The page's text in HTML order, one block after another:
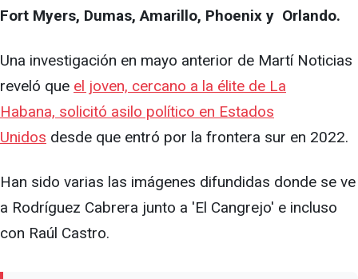
Fort Myers, Dumas, Amarillo, Phoenix y Orlando.
Una investigación en mayo anterior de Martí Noticias
reveló que el joven, cercano a la élite de La
Habana, solicitó asilo político en Estados
Unidos desde que entró por la frontera sur en 2022.
Han sido varias las imágenes difundidas donde se ve
a Rodríguez Cabrera junto a 'El Cangrejo' e incluso
con Raúl Castro.